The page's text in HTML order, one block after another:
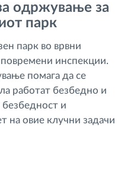
одржување за
парк
парк во врвни
инспекции.
помага да се
работат безбедно и
и
на овие клучни задачи